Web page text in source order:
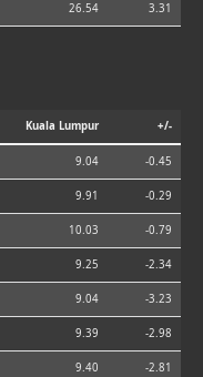
26.54 3.31
Kuala Lumpur +/-
9.04 -0.45
9.91 -0.29
10.03 -0.79
9.25 -2.34
9.04 -3.23
9.39 -2.98
9.40 -2.81